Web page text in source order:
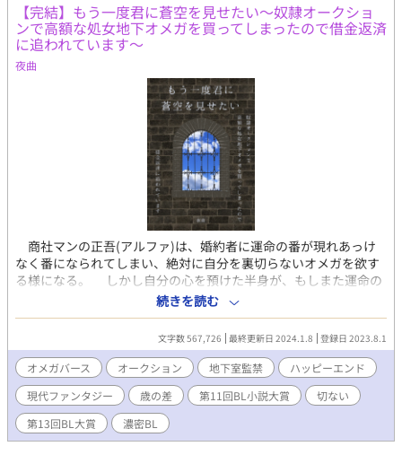
【完結】もう一度君に蒼空を見せたい〜奴隷オークショ
ンで高額な処女地下オメガを買ってしまったので借金返済
に追われています〜
夜曲
商社マンの正吾(アルファ)は、婚約者に運命の番が現れあっけ
なく番になられてしまい、絶対に自分を裏切らないオメガを欲す
る様になる。 しかし自分の心を預けた半身が、もしまた運命の
番に出会い自分の元を離れてしまったらと考えると普通に恋愛を
する勇気はない。半ば自棄になった正吾は地下オークションで奴
隷オメガを購入する事に決めた。 そうして訪れた初オークショ
ンの日、涙に濡れる処女オメガを変態どもから救いたいと、つい
想定よりかなり高額な入札をしてしまう。 落札金額は一般的な
サラリーマンの生涯年収を優に超えていた為、正吾は昼夜問わず
働き詰めとなってしまう。そこへ事件が起き、どう頑張っても返
済が間に合わなくなってしまった。 債務不履行になって愛した
オメガを地下オークションに連れ戻されてしまうのか、貸し出し
続きを読む
文字数 567,726 最終更新日 2024.1.8 登録日 2023.8.1
オメガバース オークション 地下室監禁
ハッピーエンド
現代ファンタジー
歳の差 第11回BL小説大賞
切ない
第13回BL大賞
濃密BL